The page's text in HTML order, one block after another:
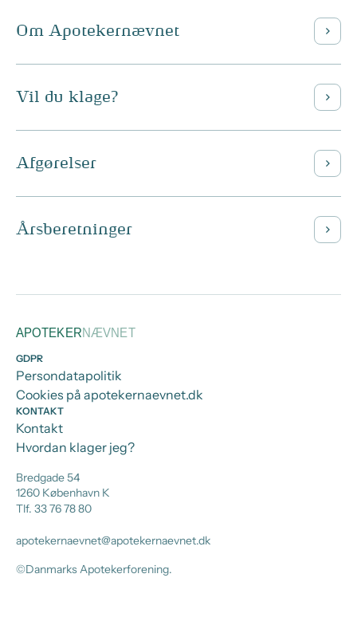
Om Apotekernævnet
Vil du klage?
Afgørelser
Årsberetninger
Bredgade 54
1260 København K
Tlf. 33 76 78 80
apotekernaevnet@apotekernaevnet.dk
©Danmarks Apotekerforening.
APOTEKERNÆVNET
GDPR
Persondatapolitik
Cookies på apotekernaevnet.dk
KONTAKT
Kontakt
Hvordan klager jeg?